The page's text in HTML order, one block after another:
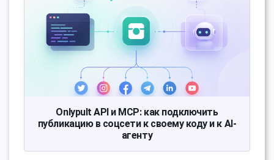
Onlypult API и MCP: как подключить
публикацию в соцсети к своему коду и к AI-
агенту